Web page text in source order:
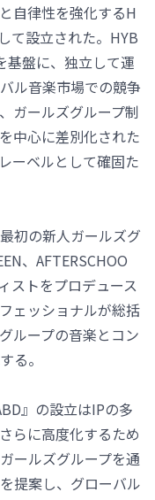
自律性を強化するH
て設立された。HYB
基盤に、独立して運
ル音楽市場での競争
ガールズグループ制
中心に差別化された
ーベルとして確固た
初の新人ガールズグ
、AFTERSCHOO
ストをプロデュース
ェッショナルが総括
ループの音楽とコン
る。
』の設立はIPの多
らに高度化するため
ールズグループを通
提案し、グローバル